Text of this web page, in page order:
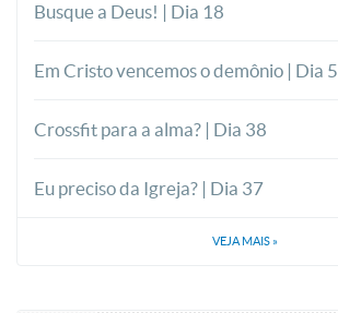
Busque a Deus! | Dia 18
Em Cristo vencemos o demônio | Dia 5
Crossfit para a alma? | Dia 38
Eu preciso da Igreja? | Dia 37
VEJA MAIS »